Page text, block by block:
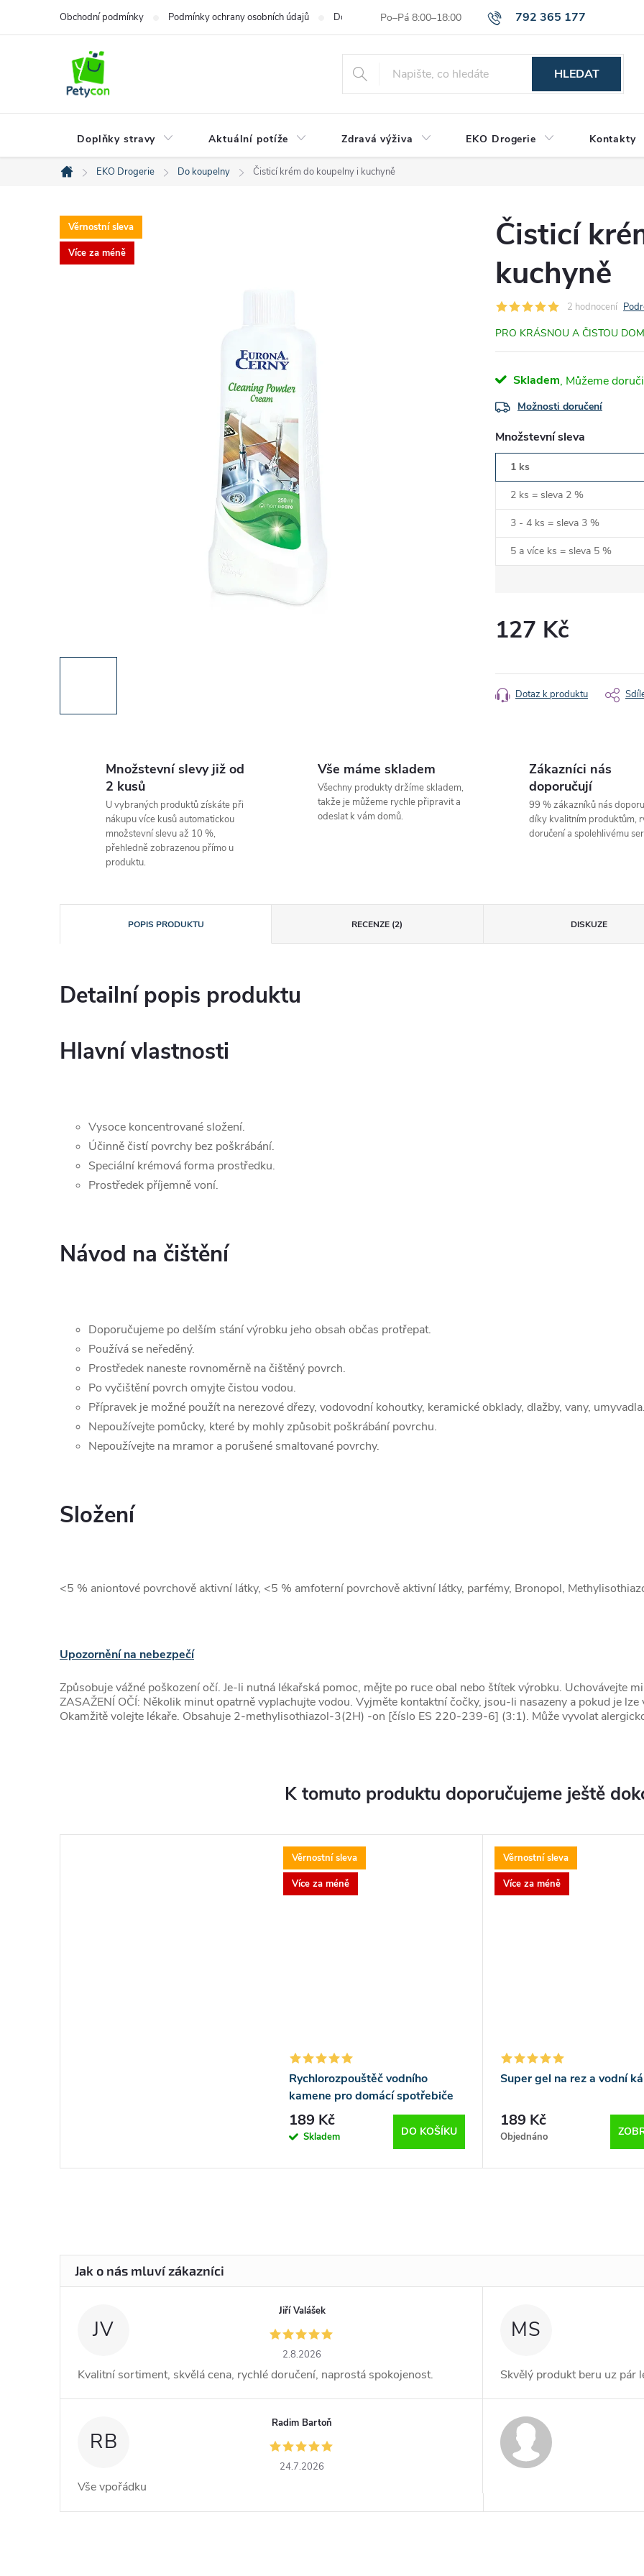
obsah
792 365 177
Obchodní podmínky Podmínky ochrany osobních údajů Dodací a platební podmínky Reklamační řád Hodnocení obchodu
HLEDAT
Doplňky stravy Aktuální potíže Zdravá výživa EKO Drogerie Kontakty
Domů
EKO Drogerie Do koupelny Čisticí krém do koupelny i kuchyně
Věrnostní sleva
Více za méně
Čisticí
kuchyně
2 hodnocení
PRO KRÁSNOU A ČISTOU
Skladem
Možnosti doručení
Množstevní sleva
1 ks
2 ks = sleva 2 %
3 - 4 ks = sleva 3 %
5 a více ks = sleva 5 %
127 Kč
Dotaz k produktu
Množstevní slevy již od
2 kusů
U vybraných produktů získáte při
nákupu více kusů automatickou
množstevní slevu až 10 %,
přehledně zobrazenou přímo u
produktu.
Vše máme skladem
Všechny produkty držíme skladem,
takže je můžeme rychle připravit a
odeslat k vám domů.
Zákazníci nás
doporučují
99 % zákazníků nás
díky kvalitním produktům,
doručení a spolehlivému
POPIS PRODUKTU RECENZE (2) DISKUZE
Detailní popis produktu
Hlavní vlastnosti
Vysoce koncentrované složení.
Účinně čistí povrchy bez poškrábání.
Speciální krémová forma prostředku.
Prostředek příjemně voní.
Návod na čištění
Doporučujeme po delším stání výrobku jeho obsah občas protřepat.
Používá se neředěný.
Prostředek naneste rovnoměrně na čištěný povrch.
Po vyčištění povrch omyjte čistou vodou.
Přípravek je možné použít na nerezové dřezy, vodovodní kohoutky, keramické obklady, dlažby, vany, umyvadla.
Nepoužívejte pomůcky, které by mohly způsobit poškrábání povrchu.
Nepoužívejte na mramor a porušené smaltované povrchy.
Složení
<5 % aniontové povrchově aktivní látky, <5 % amfoterní povrchově aktivní látky, parfémy, Bronopol,
Upozornění na nebezpečí
Způsobuje vážné poškození očí. Je-li nutná lékařská pomoc, mějte po ruce obal nebo štítek výrobku. Uchovávejte
ZASAŽENÍ OČÍ: Několik minut opatrně vyplachujte vodou. Vyjměte kontaktní čočky, jsou-li nasazeny a pokud je
Okamžitě volejte lékaře. Obsahuje 2-methylisothiazol-3(2H) -on [číslo ES 220-239-6] (3:1). Může vyvolat
K tomuto produktu doporučujeme ještě
Věrnostní sleva
Více za méně
Rychlorozpouštěč vodního
kamene pro domácí spotřebiče
189 Kč
Skladem DO KOŠÍKU
Věrnostní sleva
Více za méně
Super gel na rez a vodní
189 Kč
Objednáno
JV
Jiří Valášek
2.8.2026
Kvalitní sortiment, skvělá cena, rychlé doručení, naprostá spokojenost.
MS
Skvělý produkt beru uz pár
RB
Radim Bartoň
24.7.2026
Vše vpořádku